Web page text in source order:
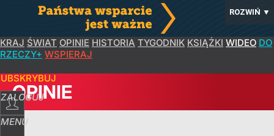
ROZWIŃ ▼
KRAJ ŚWIAT OPINIE HISTORIA TYGODNIK KSIĄŻKI WIDEO DO
RZECZY+ WSPIERAJ
ZALOGUJ
MENU
OPINIE